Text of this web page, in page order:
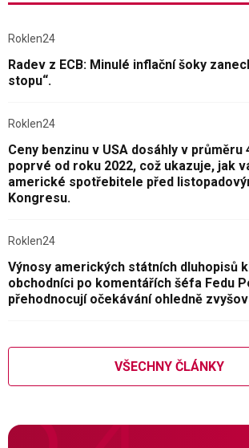
Roklen24
Radev z ECB: Minulé inflační šoky
stopu“.
Roklen24
Ceny benzinu v USA dosáhly v průměru
poprvé od roku 2022, což ukazuje, jak
americké spotřebitele před
Kongresu.
Roklen24
Výnosy amerických státních dluhopisů
obchodníci po komentářích šéfa Fedu
přehodnocují očekávání ohledně
VŠECHNY ČLÁNKY